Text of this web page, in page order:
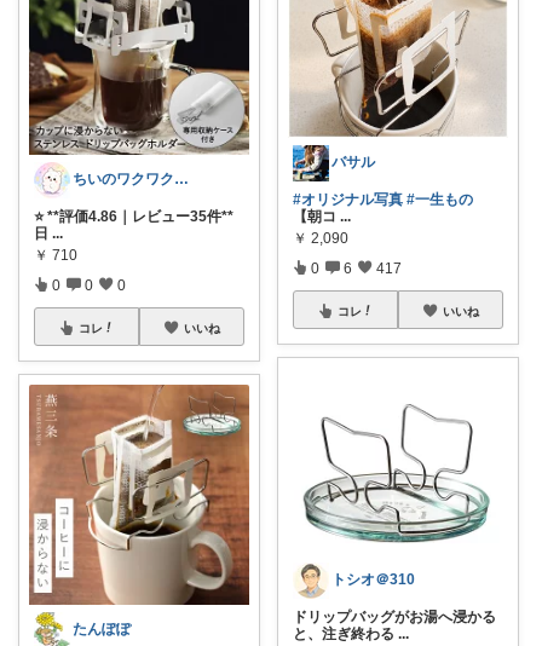
ちいのワクワクルーム
⭐ **評価4.86｜レビュー35件**
日 ...
￥ 710
0 0 0
コレ いいね
たんぽぽ
バサル
#オリジナル写真 #一生もの
【朝コ ...
￥ 2,090
0 6 417
コレ いいね
トシオ＠310
ドリップバッグがお湯へ浸かる
と、注ぎ終わる ...